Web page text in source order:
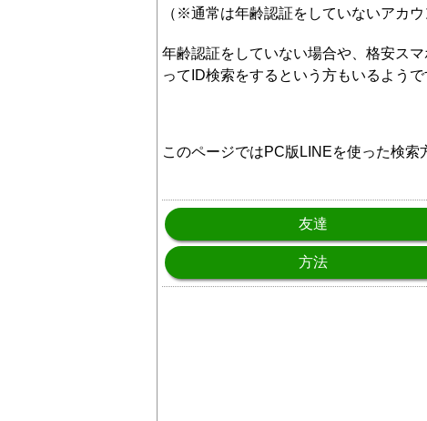
（※通常は年齢認証をしていないアカ
年齢認証をしていない場合や、格安ス
ってID検索をするという方もいるようで
このページではPC版LINEを使った検索
友達
方法